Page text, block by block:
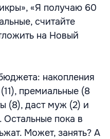
«Я получаю 60
считайте
на Новый
накопления
премиальные (8
(8), даст муж (2) и
пока в
Может, занять? А